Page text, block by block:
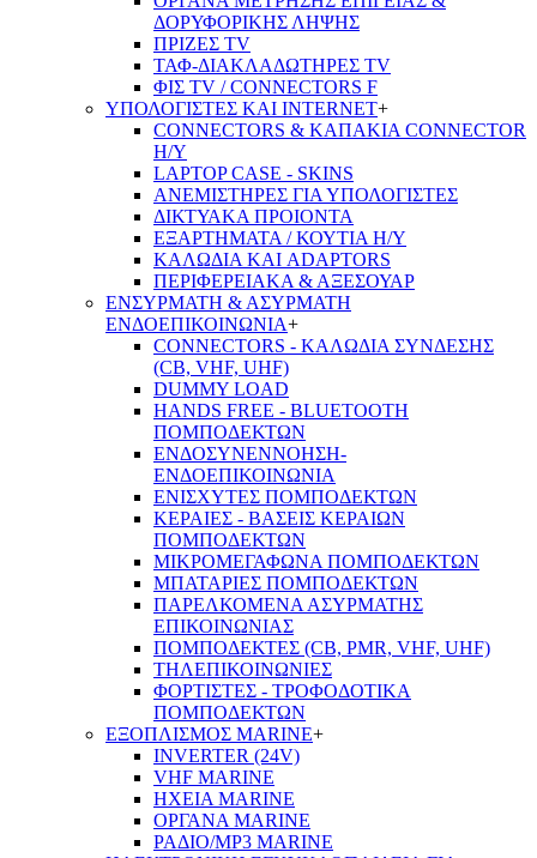
ΔΟΡΥΦΟΡΙΚΗΣ ΛΗΨΗΣ
ΠΡΙΖΕΣ TV
ΤΑΦ-ΔΙΑΚΛΑΔΩΤΗΡΕΣ TV
ΦΙΣ TV / CONNECTORS F
ΥΠΟΛΟΓΙΣΤΕΣ ΚΑΙ INTERNET+
CONNECTORS & ΚΑΠΑΚΙΑ CONNECTOR
Η/Υ
LAPTOP CASE - SKINS
ΑΝΕΜΙΣΤΗΡΕΣ ΓΙΑ ΥΠΟΛΟΓΙΣΤΕΣ
ΔΙΚΤΥΑΚΑ ΠΡΟΙΟΝΤΑ
ΕΞΑΡΤΗΜΑΤΑ / ΚΟΥΤΙΑ Η/Υ
ΚΑΛΩΔΙΑ ΚΑΙ ADAPTORS
ΠΕΡΙΦΕΡΕΙΑΚΑ & ΑΞΕΣΟΥΑΡ
ΕΝΣΥΡΜΑΤΗ & ΑΣΥΡΜΑΤΗ
ΕΝΔΟΕΠΙΚΟΙΝΩΝΙΑ+
CONNECTORS - ΚΑΛΩΔΙΑ ΣΥΝΔΕΣΗΣ
(CB, VHF, UHF)
DUMMY LOAD
HANDS FREE - BLUETOOTH
ΠΟΜΠΟΔΕΚΤΩΝ
ΕΝΔΟΣΥΝΕΝΝΟΗΣΗ-
ΕΝΔΟΕΠΙΚΟΙΝΩΝΙΑ
ΕΝΙΣΧΥΤΕΣ ΠΟΜΠΟΔΕΚΤΩΝ
ΚΕΡΑΙΕΣ - ΒΑΣΕΙΣ ΚΕΡΑΙΩΝ
ΠΟΜΠΟΔΕΚΤΩΝ
ΜΙΚΡΟΜΕΓΑΦΩΝΑ ΠΟΜΠΟΔΕΚΤΩΝ
ΜΠΑΤΑΡΙΕΣ ΠΟΜΠΟΔΕΚΤΩΝ
ΠΑΡΕΛΚΟΜΕΝΑ ΑΣΥΡΜΑΤΗΣ
ΕΠΙΚΟΙΝΩΝΙΑΣ
ΠΟΜΠΟΔΕΚΤΕΣ (CB, PMR, VHF, UHF)
ΤΗΛΕΠΙΚΟΙΝΩΝΙΕΣ
ΦΟΡΤΙΣΤΕΣ - ΤΡΟΦΟΔΟΤΙΚΑ
ΠΟΜΠΟΔΕΚΤΩΝ
ΕΞΟΠΛΙΣΜΟΣ MARINE+
INVERTER (24V)
VHF MARINE
ΗΧΕΙΑ MARINE
ΟΡΓΑΝΑ MARINE
ΡΑΔΙΟ/MP3 MARINE